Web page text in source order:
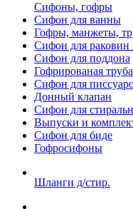
Сифоны, гофры
Сифон для ванны
Гофры, манжеты,
Сифон для раковин
Сифон для поддона
Гофрированая труба
Сифон для
Донный клапан
Сифон для
Выпуски и
Сифон для биде
Гофросифоны
Шланги д/стир.